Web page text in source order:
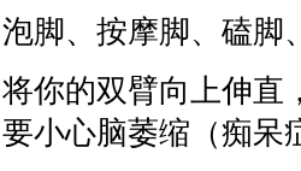
泡脚、按摩脚、磕脚
将你的双臂向上伸直
要小心脑萎缩（痴呆